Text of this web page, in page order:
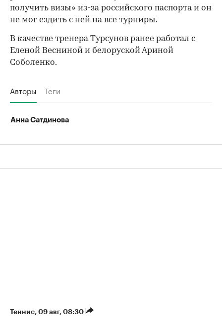
получить визы» из-за российского паспорта и он
не мог ездить с ней на все турниры.
В качестве тренера Турсунов ранее работал с
Еленой Весниной и белоруской Ариной
Соболенко.
Авторы Теги
Анна Сатдинова
Теннис 09 авг, 08:30